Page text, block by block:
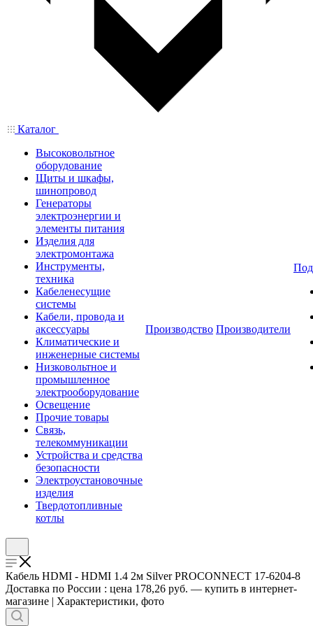
Каталог
Высоковольтное
оборудование
Щиты и шкафы,
шинопровод
Генераторы
электроэнергии и
элементы питания
Изделия для
электромонтажа
Инструменты,
техника
Кабеленесущие
системы
Кабели, провода и
аксессуары
Климатические и
инженерные системы
Низковольтное и
промышленное
электрооборудование
Освещение
Прочие товары
Связь,
телекоммуникации
Устройства и средства
безопасности
Электроустановочные
изделия
Твердотопливные
котлы
Производство Производители
Кабель HDMI - HDMI 1.4 2м Silver PROCONNECT 17-6204-8
Доставка по России : цена 178,26 руб. — купить в интернет-
магазине | Характеристики, фото